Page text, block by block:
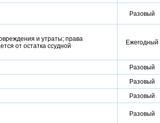
Разовый
и утраты; права
от остатка ссудной
Ежегодный
Разовый
Разовый
Разовый
Разовый